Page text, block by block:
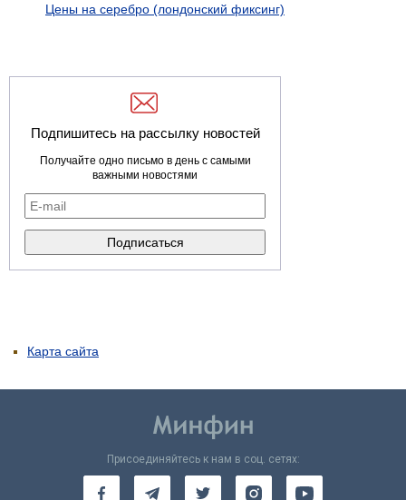
Цены на серебро (лондонский фиксинг)
Подпишитесь на рассылку новостей
Получайте одно письмо в день с самыми
важными новостями
Карта сайта
Присоединяйтесь к нам в соц. сетях: